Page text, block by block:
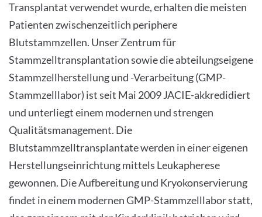
Transplantat verwendet wurde, erhalten die meisten
Patienten zwischenzeitlich periphere
Blutstammzellen. Unser Zentrum für
Stammzelltransplantation sowie die abteilungseigene
Stammzellherstellung und -Verarbeitung (GMP-
Stammzelllabor) ist seit Mai 2009 JACIE-akkredidiert
und unterliegt einem modernen und strengen
Qualitätsmanagement. Die
Blutstammzelltransplantate werden in einer eigenen
Herstellungseinrichtung mittels Leukapherese
gewonnen. Die Aufbereitung und Kryokonservierung
findet in einem modernen GMP-Stammzelllabor statt,